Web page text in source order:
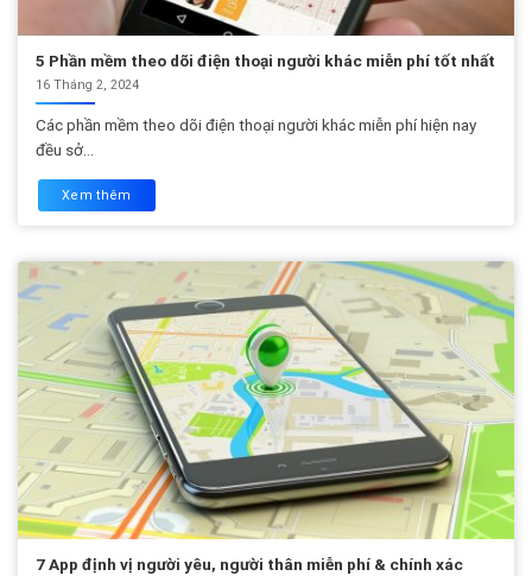
5 Phần mềm theo dõi điện thoại người khác miễn phí tốt nhất
16 Tháng 2, 2024
Các phần mềm theo dõi điện thoại người khác miễn phí hiện nay
đều sở...
Xem thêm
7 App định vị người yêu, người thân miễn phí & chính xác